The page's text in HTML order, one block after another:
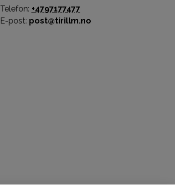
Telefon: +4797177477
E-post: post@tirillm.no